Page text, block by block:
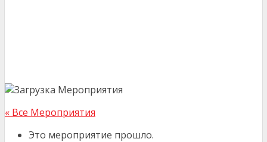
« Все Мероприятия
Это мероприятие прошло.